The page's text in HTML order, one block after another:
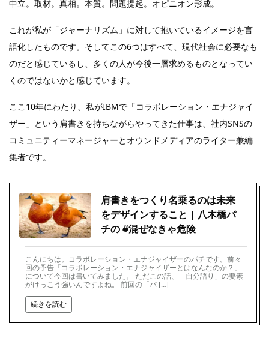
中立。取材。真相。本質。問題提起。オピニオン形成。
これが私が「ジャーナリズム」に対して抱いているイメージを言
語化したものです。そしてこの6つはすべて、現代社会に必要なも
のだと感じているし、多くの人が今後一層求めるものとなってい
くのではないかと感じています。
ここ10年にわたり、私がIBMで「コラボレーション・エナジャイ
ザー」という肩書きを持ちながらやってきた仕事は、社内SNSの
コミュニティーマネージャーとオウンドメディアのライター兼編
集者です。
肩書きをつくり名乗るのは未来
をデザインすること | 八木橋パ
チの #混ぜなきゃ危険
こんにちは。コラボレーション・エナジャイザーのパチです。前々
回の予告「コラボレーション・エナジャイザーとはなんなのか？」
について今回は書いてみました。 ただこの話、「自分語り」の要素
がけっこう強いんですよね。 前回の「パ […]
続きを読む